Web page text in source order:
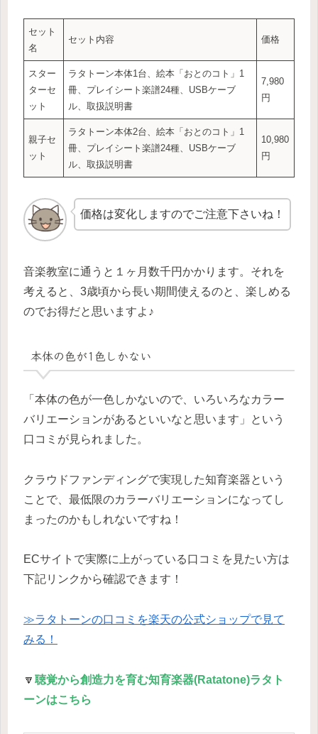
セット
名
セット内容 価格
スター
ターセ
ット
ラタトーン本体1台、絵本「おとのコト」1
冊、プレイシート楽譜24種、USBケーブ
ル、取扱説明書
7,980
円
親子セ
ット
ラタトーン本体2台、絵本「おとのコト」1
冊、プレイシート楽譜24種、USBケーブ
ル、取扱説明書
10,980
円
価格は変化しますのでご注意下さいね！
音楽教室に通うと１ヶ月数千円かかります。それを
考えると、3歳頃から長い期間使えるのと、楽しめる
のでお得だと思いますよ♪
本体の色が1色しかない
「本体の色が一色しかないので、いろいろなカラー
バリエーションがあるといいなと思います」という
口コミが見られました。
クラウドファンディングで実現した知育楽器という
ことで、最低限のカラーバリエーションになってし
まったのかもしれないですね！
ECサイトで実際に上がっている口コミを見たい方は
下記リンクから確認できます！
≫ラタトーンの口コミを楽天の公式ショップで見て
みる！
🔽 聴覚から創造力を育む知育楽器(Ratatone)ラタト
ーンはこちら